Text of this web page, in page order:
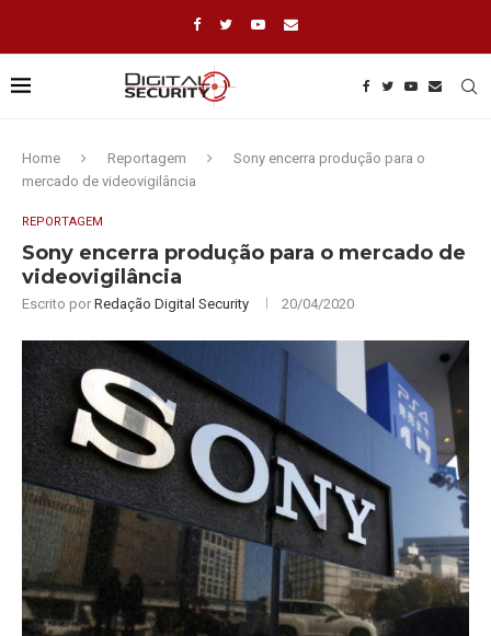
Home Reportagem
Sony encerra produção para o
mercado de videovigilância
REPORTAGEM
Sony encerra produção para o mercado de
videovigilância
Escrito por Redação Digital Security 20/04/2020